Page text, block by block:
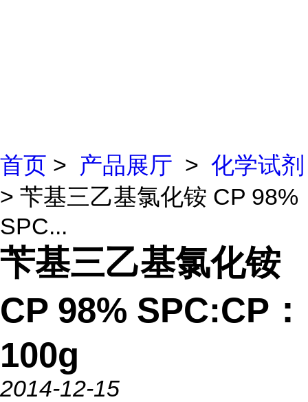
首页 > 产品展厅 > 化学试剂
> 苄基三乙基氯化铵 CP 98%
SPC...
苄基三乙基氯化铵
CP 98% SPC:CP：
100g
2014-12-15